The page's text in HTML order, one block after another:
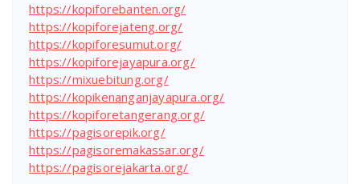
https://kopiforebanten.org/
https://kopiforejateng.org/
https://kopiforesumut.org/
https://kopiforejayapura.org/
https://mixuebitung.org/
https://kopikenanganjayapura.org/
https://kopiforetangerang.org/
https://pagisorepik.org/
https://pagisoremakassar.org/
https://pagisorejakarta.org/